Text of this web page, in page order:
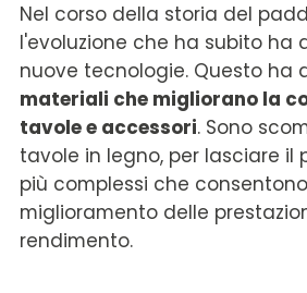
Nel corso della storia del
l'evoluzione che ha subito ha
nuove tecnologie. Questo ha
materiali che migliorano la
tavole e accessori. Sono
tavole in legno, per lasciare il
più complessi che
miglioramento delle
rendimento.